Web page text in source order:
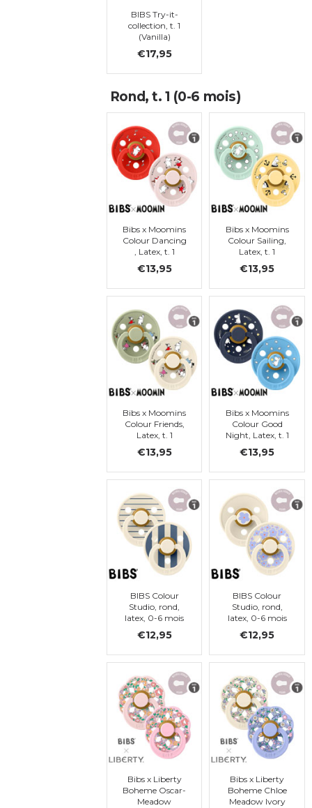
BIBS Try-it-
collection, t. 1
(Vanilla)
€17,95
Rond, t. 1 (0-6 mois)
Bibs x Moomins
Colour Dancing
, Latex, t. 1
€13,95
Bibs x Moomins
Colour Sailing,
Latex, t. 1
€13,95
Bibs x Moomins
Colour Friends,
Latex, t. 1
€13,95
Bibs x Moomins
Colour Good
Night, Latex, t. 1
€13,95
BIBS Colour
Studio, rond,
latex, 0-6 mois
(taille 1)
€12,95
BIBS Colour
Studio, rond,
latex, 0-6 mois
(taille 1)
€12,95
Bibs x Liberty
Boheme Oscar-
Meadow
Bibs x Liberty
Boheme Chloe
Meadow Ivory